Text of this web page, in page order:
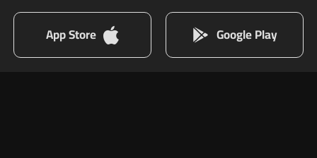
Google Play
App Store